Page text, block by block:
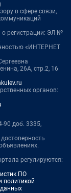
в сфере связи,
о регистрации: ЭЛ №
«ИНТЕРНЕТ
26А, стр.2, 16
органов:
90 доб. 3335,
регулируются:
ПО
политикой